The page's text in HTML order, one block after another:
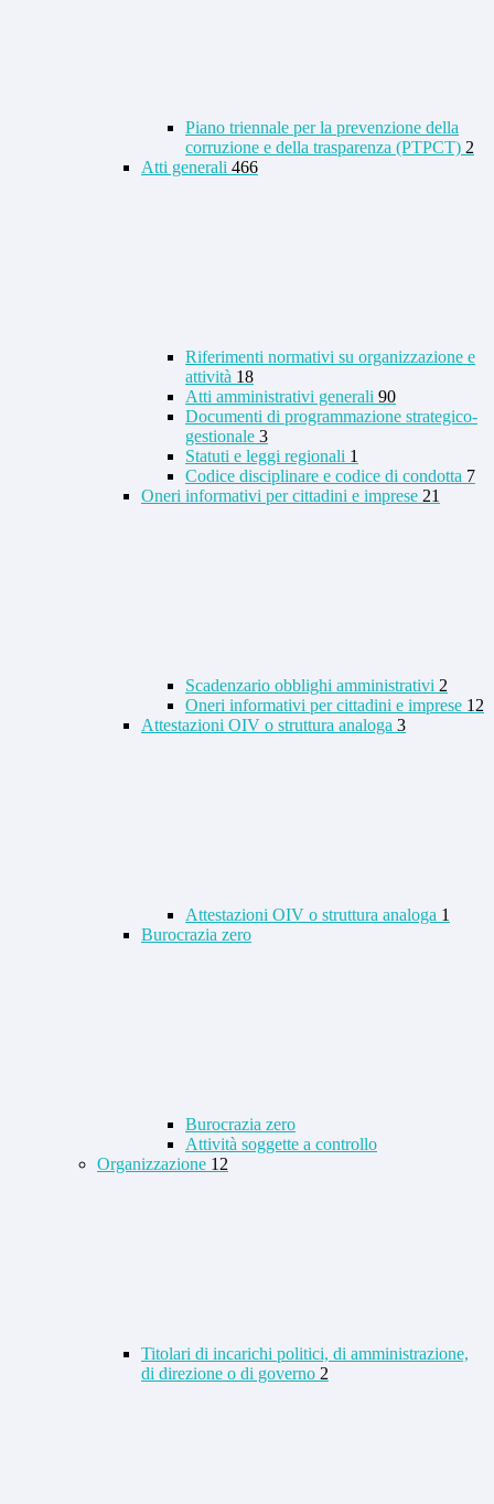
Piano triennale per la prevenzione della
corruzione e della trasparenza (PTPCT) 2
Atti generali 466
Riferimenti normativi su organizzazione e
attività 18
Atti amministrativi generali 90
Documenti di programmazione strategico-
gestionale 3
Statuti e leggi regionali 1
Codice disciplinare e codice di condotta 7
Oneri informativi per cittadini e imprese 21
Scadenzario obblighi amministrativi 2
Oneri informativi per cittadini e imprese 12
Attestazioni OIV o struttura analoga 3
Attestazioni OIV o struttura analoga 1
Burocrazia zero
Burocrazia zero
Attività soggette a controllo
Organizzazione 12
Titolari di incarichi politici, di amministrazione,
di direzione o di governo 2